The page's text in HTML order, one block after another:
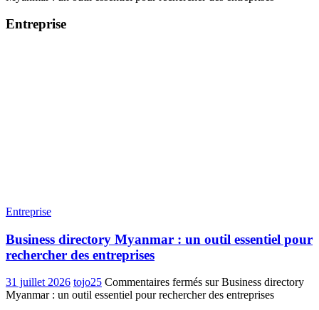
Entreprise
Entreprise
Business directory Myanmar : un outil essentiel pour
rechercher des entreprises
31 juillet 2026 tojo25 Commentaires fermés sur Business directory
Myanmar : un outil essentiel pour rechercher des entreprises